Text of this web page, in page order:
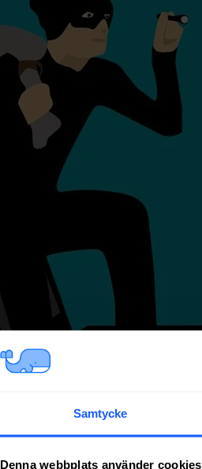
Samtycke
Denna webbplats använder cookies